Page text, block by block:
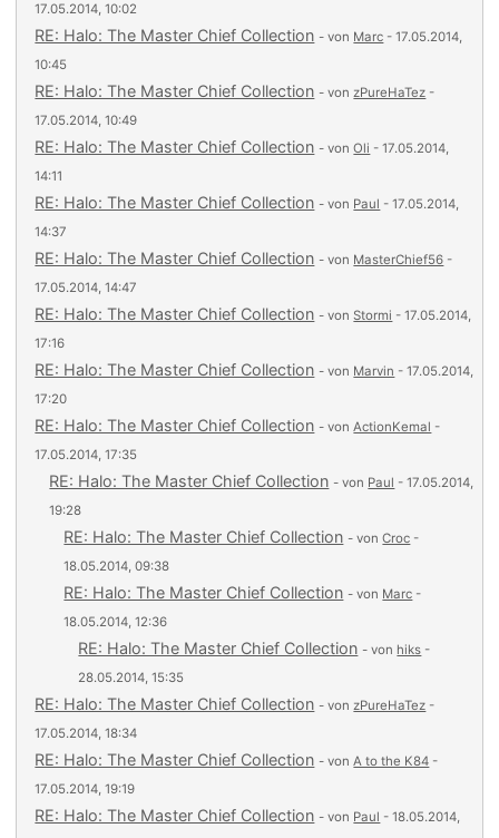
17.05.2014, 10:02
RE: Halo: The Master Chief Collection - von Marc - 17.05.2014,
10:45
RE: Halo: The Master Chief Collection - vonzPureHaTez -
17.05.2014, 10:49
RE: Halo: The Master Chief Collection - vonOli - 17.05.2014,
14:11
RE: Halo: The Master Chief Collection - von Paul - 17.05.2014,
14:37
RE: Halo: The Master Chief Collection - von MasterChief56 -
17.05.2014, 14:47
RE: Halo: The Master Chief Collection - vonStormi - 17.05.2014,
17:16
RE: Halo: The Master Chief Collection - von Marvin - 17.05.2014,
17:20
RE: Halo: The Master Chief Collection - vonActionKemal -
17.05.2014, 17:35
RE: Halo: The Master Chief Collection - von Paul - 17.05.2014,
19:28
RE: Halo: The Master Chief Collection - vonCroc -
18.05.2014, 09:38
RE: Halo: The Master Chief Collection - von Marc -
18.05.2014, 12:36
RE: Halo: The Master Chief Collection - von hiks -
28.05.2014, 15:35
RE: Halo: The Master Chief Collection - vonzPureHaTez -
17.05.2014, 18:34
RE: Halo: The Master Chief Collection - vonA to the K84 -
17.05.2014, 19:19
RE: Halo: The Master Chief Collection - von Paul - 18.05.2014,